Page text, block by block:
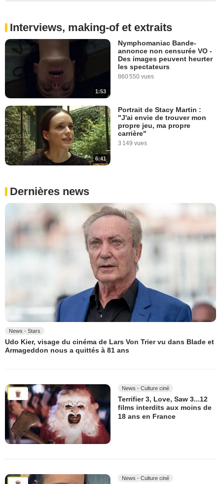
Interviews, making-of et extraits
1:53
Nymphomaniac Bande-
annonce non censurée VO -
Des images peuvent heurter
les spectateurs
860 550 vues
6:41
Portrait de Stacy Martin :
"J'ai envie de trouver mon
propre jeu, ma propre
carrière"
3 149 vues
Dernières news
News - Stars
Udo Kier, visage du cinéma de Lars Von Trier vu dans Blade et
Armageddon nous a quittés à 81 ans
News - Culture ciné
Terrifier 3, Love, Saw 3...12
films interdits aux moins de
18 ans en France
News - Culture ciné